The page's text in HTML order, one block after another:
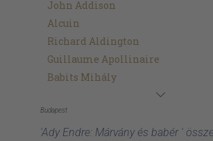
John Addison
Alcuin
Richard Aldington
Guillaume Apollinaire
Babits Mihály
Budapest
'Ady Endre: Márvány és babér '